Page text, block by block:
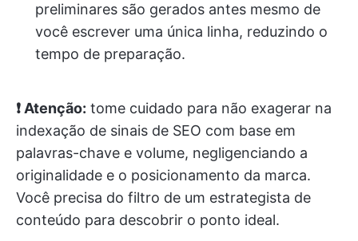
preliminares são gerados antes mesmo de
você escrever uma única linha, reduzindo o
tempo de preparação.
❗ Atenção: tome cuidado para não exagerar na
indexação de sinais de SEO com base em
palavras-chave e volume, negligenciando a
originalidade e o posicionamento da marca.
Você precisa do filtro de um estrategista de
conteúdo para descobrir o ponto ideal.